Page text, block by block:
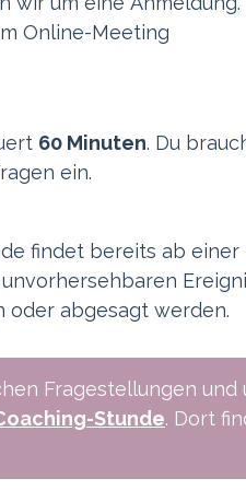
Online-Meeting
60 Minuten. Du
ein.
findet bereits ab
oder abgesagt werden.
Fragestellungen
Stunde. Dort